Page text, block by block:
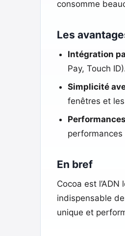
consomme
Les
Intégration
Pay, Touch
Simplicité
fenêtres et
En bref
Cocoa est
indispensable
unique et